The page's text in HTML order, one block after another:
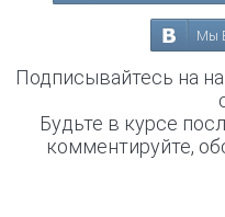
Мы
Подписывайтесь на
Будьте в курсе
комментируйте,